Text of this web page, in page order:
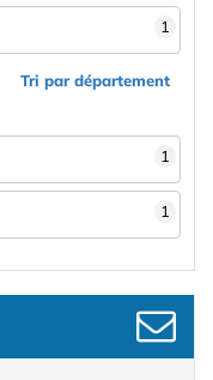
1
Tri par département
1
1